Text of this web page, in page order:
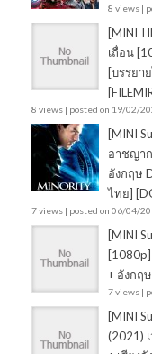
8 views |
[MINI-
เถื่อน
[บรรยา
8 views | posted on 19/02/
[MINI
อาชญา
อังกฤษ
ไทย]
7 views | posted on 06/04/
[MINI
+ อังกฤ
7 views |
[MINI
(2021)